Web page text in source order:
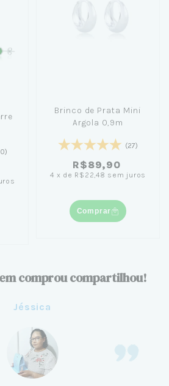
Brinco de Prata Mini
Argola 0,9m
(27)
R$89,90
4 x de R$22,48 sem juros
Comprar
comprou compartilhou!